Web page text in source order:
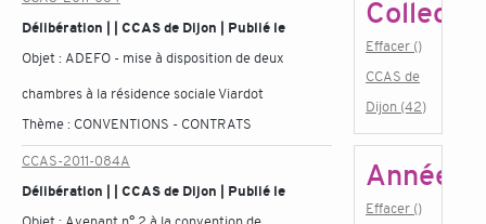
Délibération | | CCAS de Dijon | Publié le
Objet : ADEFO - mise à disposition de deux
chambres à la résidence sociale Viardot
Thème : CONVENTIONS - CONTRATS
CCAS-2011-084A
Délibération | | CCAS de Dijon | Publié le
Effacer ()
CCAS de
Dijon (42)
Année
Effacer ()